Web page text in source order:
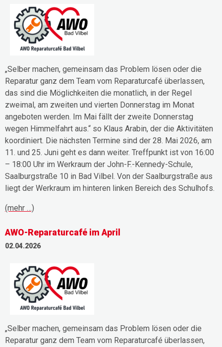
„Selber machen, gemeinsam das Problem lösen oder die
Reparatur ganz dem Team vom Reparaturcafé überlassen,
das sind die Möglichkeiten die monatlich, in der Regel
zweimal, am zweiten und vierten Donnerstag im Monat
angeboten werden. Im Mai fällt der zweite Donnerstag
wegen Himmelfahrt aus.“ so Klaus Arabin, der die Aktivitäten
koordiniert. Die nächsten Termine sind der 28. Mai 2026, am
11. und 25. Juni geht es dann weiter. Treffpunkt ist von 16:00
– 18:00 Uhr im Werkraum der John-F.-Kennedy-Schule,
Saalburgstraße 10 in Bad Vilbel. Von der Saalburgstraße aus
liegt der Werkraum im hinteren linken Bereich des Schulhofs.
(mehr …)
AWO-Reparaturcafé im April
02.04.2026
„Selber machen, gemeinsam das Problem lösen oder die
Reparatur ganz dem Team vom Reparaturcafé überlassen,